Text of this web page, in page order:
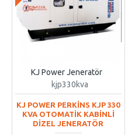
KJ Power Jeneratör
kjp330kva
KJ POWER PERKİNS KJP 330
KVA OTOMATİK KABİNLİ
DİZEL JENERATÖR